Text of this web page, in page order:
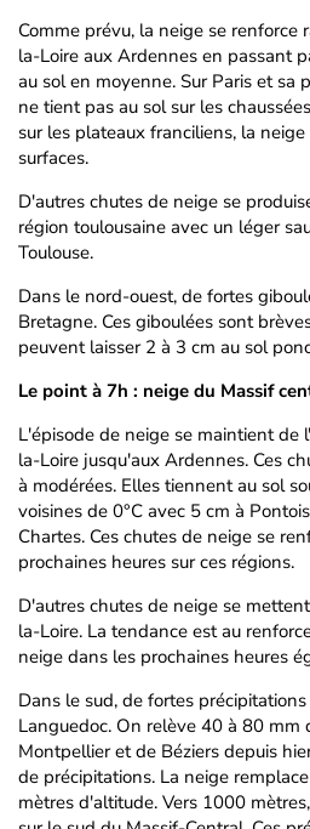
Comme prévu, la neige se
la-Loire aux Ardennes en passant
au sol en moyenne. Sur Paris et sa
ne tient pas au sol sur les
sur les plateaux franciliens, la
surfaces.
D'autres chutes de neige se
région toulousaine avec un léger
Toulouse.
Dans le nord-ouest, de fortes
Bretagne. Ces giboulées sont
peuvent laisser 2 à 3 cm au sol
Le point à 7h : neige du Massif
L'épisode de neige se maintient
la-Loire jusqu'aux Ardennes. Ces
à modérées. Elles tiennent au sol
voisines de 0°C avec 5 cm à
Chartes. Ces chutes de neige se
prochaines heures sur ces régions.
D'autres chutes de neige se
la-Loire. La tendance est au
neige dans les prochaines heures
Dans le sud, de fortes
Languedoc. On relève 40 à 80 mm
Montpellier et de Béziers depuis
de précipitations. La neige
mètres d'altitude. Vers 1000